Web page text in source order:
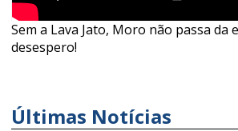
Sem a Lava Jato, Moro não passa da
desespero!
Últimas Notícias